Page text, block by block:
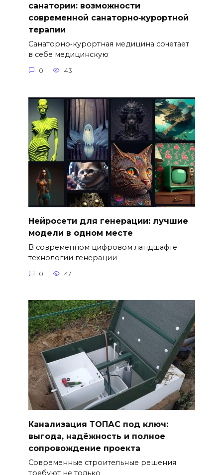
санатории: возможности
современной санаторно‑курортной
терапии
Санаторно‑курортная медицина сочетает
в себе медицинскую
0 43
Нейросети для генерации: лучшие
модели в одном месте
В современном цифровом ландшафте
технологии генерации
0 47
Канализация ТОПАС под ключ:
выгода, надёжность и полное
сопровождение проекта
Современные строительные решения
требуют не только